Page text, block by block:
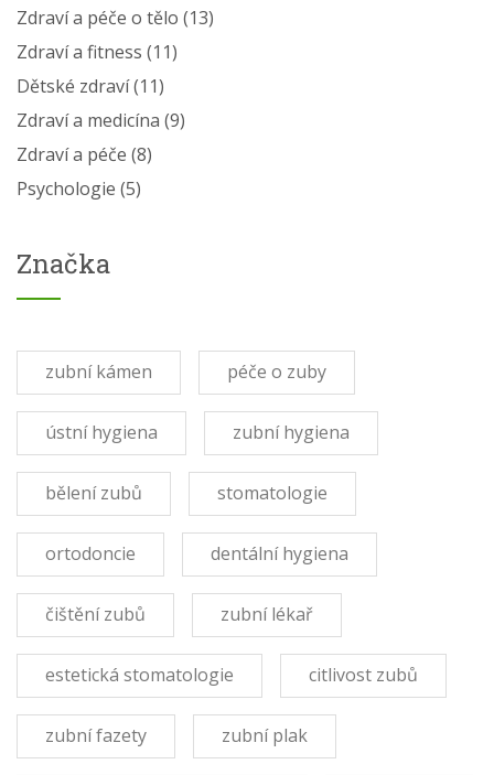
Zdraví a péče o tělo (13)
Zdraví a fitness (11)
Dětské zdraví(11)
Zdraví a medicína (9)
Zdraví a péče (8)
Psychologie (5)
Značka
zubní kámen péče o zuby
ústní hygiena zubní hygiena
bělení zubů stomatologie
ortodoncie dentální hygiena
čištění zubů zubní lékař
estetická stomatologie citlivost zubů
zubní fazety zubní plak